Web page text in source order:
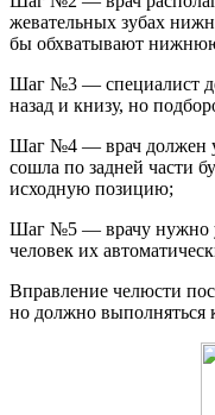
жевательных зубах
бы обхватывают
Шаг №3 — специалист
назад и книзу, но
Шаг №4 — врач должен
сошла по задней части
исходную позицию;
Шаг №5 — врачу нужно
человек их
Вправление челюсти
но должно выполняться